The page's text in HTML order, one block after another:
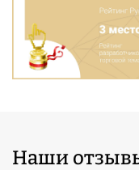
Наши